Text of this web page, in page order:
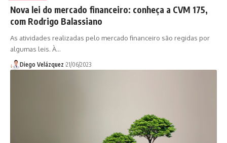
Nova lei do mercado financeiro: conheça a CVM 175,
com Rodrigo Balassiano
As atividades realizadas pelo mercado financeiro são regidas por
algumas leis. À…
Diego Velázquez 21/06/2023